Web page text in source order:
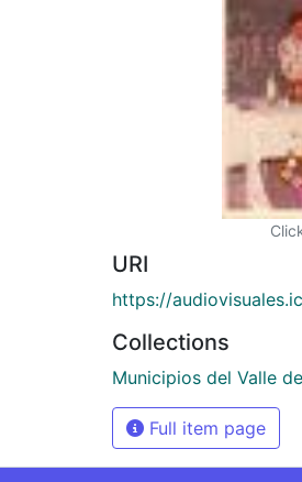
URI
https://
Collections
Municipios del Valle
Full item page